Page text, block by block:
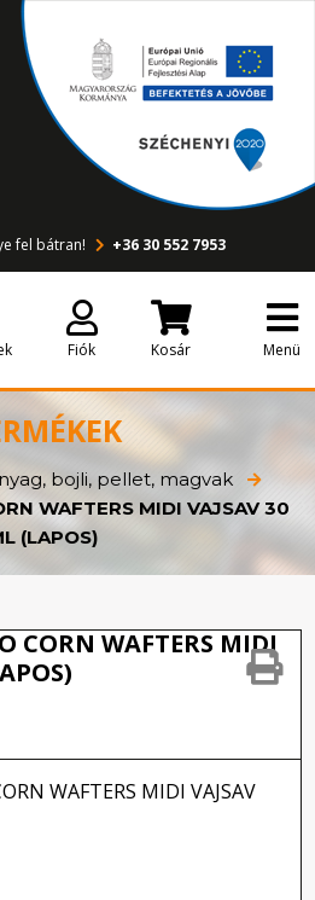
fel bátran! +36 30 552 7953
Fiók Kosár Menü
bojli, pellet, magvak
WAFTERS MIDI VAJSAV 30
(LAPOS)
CORN WAFTERS MIDI